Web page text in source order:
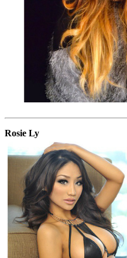
Rosie Ly